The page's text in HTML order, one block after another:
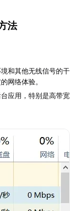
法
和其他无线信号的干
网络体验。
应用，特别是高带宽